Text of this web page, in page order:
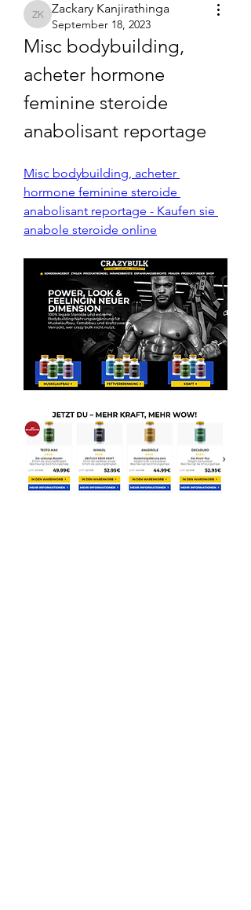
Zackary Kanjirathinga
Zackary Kanjirathinga
September 18, 2023
Misc bodybuilding,
acheter hormone
feminine steroide
anabolisant reportage
Misc bodybuilding, acheter
hormone feminine steroide
anabolisant reportage - Kaufen sie
anabole steroide online